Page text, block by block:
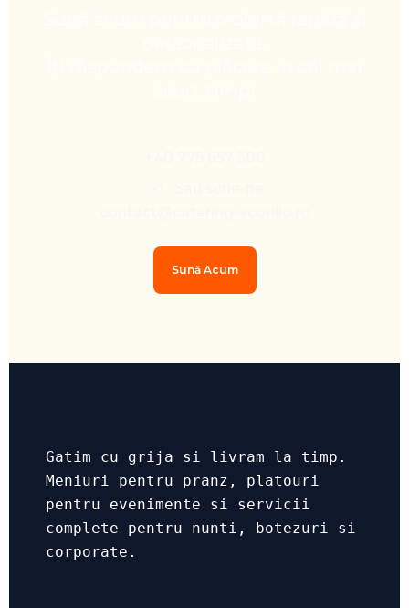
Sună Acum
Gatim cu grija si livram la timp.
Meniuri pentru pranz, platouri
pentru evenimente si servicii
complete pentru nunti, botezuri si
corporate.